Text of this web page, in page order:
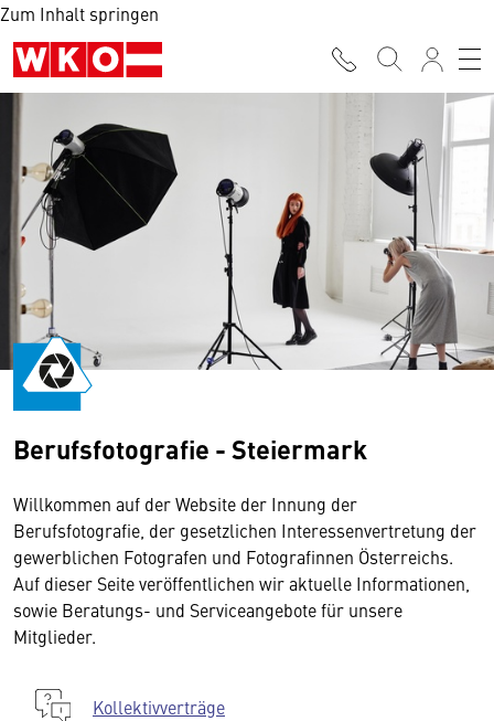
Zum Inhalt springen
Berufsfotografie - Steiermark
Willkommen auf der Website der Innung der
Berufsfotografie, der gesetzlichen Interessenvertretung der
gewerblichen Fotografen und Fotografinnen Österreichs.
Auf dieser Seite veröffentlichen wir aktuelle Informationen,
sowie Beratungs- und Serviceangebote für unsere
Mitglieder.
Kollektivverträge